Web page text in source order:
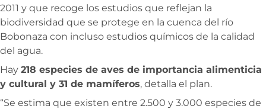
2011 y que recoge los estudios que reflejan la
biodiversidad que se protege en la cuenca del río
Bobonaza con incluso estudios químicos de la calidad
del agua.
Hay 218 especies de aves de importancia alimenticia
y cultural y 31 de mamíferos, detalla el plan.
“Se estima que existen entre 2.500 y 3.000 especies de